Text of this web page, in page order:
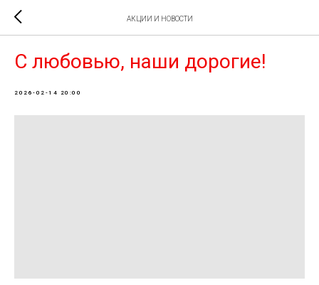
АКЦИИ И НОВОСТИ
С любовью, наши дорогие!
2026-02-14 20:00